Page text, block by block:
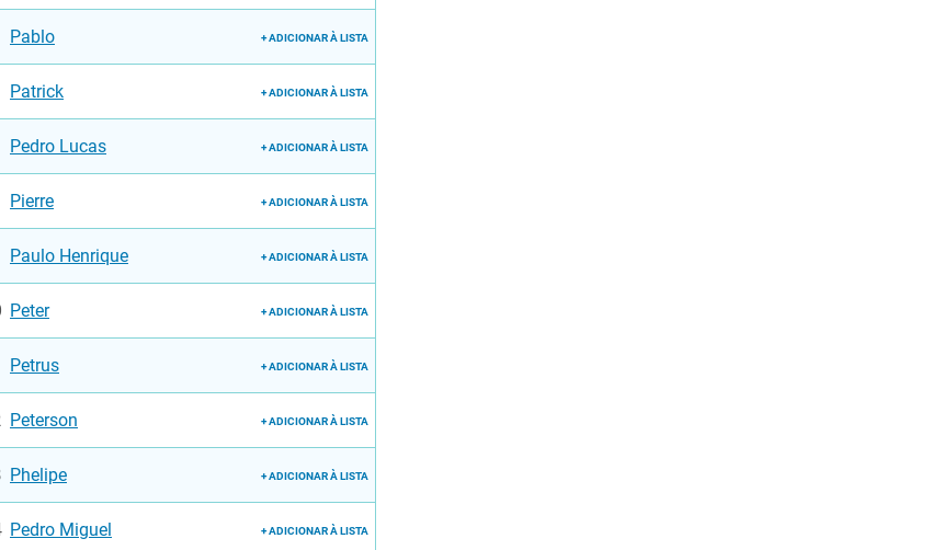
Pablo + ADICIONAR À LISTA
Patrick + ADICIONAR À LISTA
Pedro Lucas + ADICIONAR À LISTA
Pierre + ADICIONAR À LISTA
Paulo Henrique + ADICIONAR À LISTA
Peter + ADICIONAR À LISTA
Petrus + ADICIONAR À LISTA
Peterson + ADICIONAR À LISTA
Phelipe + ADICIONAR À LISTA
Pedro Miguel + ADICIONAR À LISTA